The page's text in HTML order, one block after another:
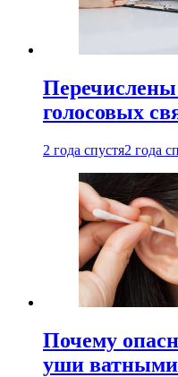
голосовых
2 года спустя2 года
Почему
уши ватными